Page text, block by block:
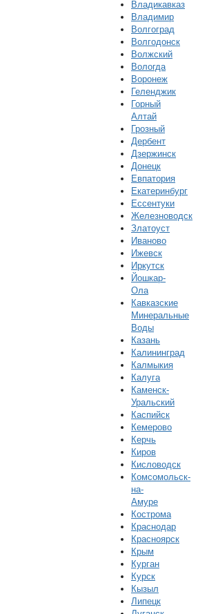
Владикавказ
Владимир
Волгоград
Волгодонск
Волжский
Вологда
Воронеж
Геленджик
Горный
Алтай
Грозный
Дербент
Дзержинск
Донецк
Евпатория
Екатеринбург
Ессентуки
Железноводск
Златоуст
Иваново
Ижевск
Иркутск
Йошкар-
Ола
Кавказские
Минеральные
Воды
Казань
Калининград
Калмыкия
Калуга
Каменск-
Уральский
Каспийск
Кемерово
Керчь
Киров
Кисловодск
Комсомольск-
на-
Амуре
Кострома
Краснодар
Красноярск
Крым
Курган
Курск
Кызыл
Липецк